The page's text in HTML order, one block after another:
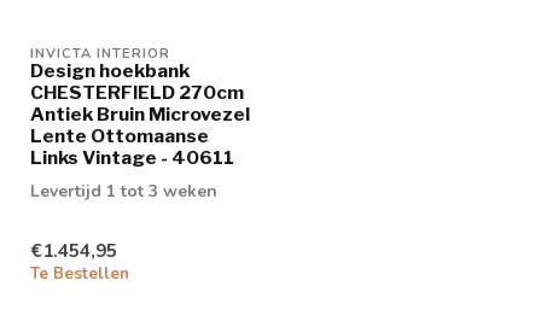
INVICTA INTERIOR
Design hoekbank
CHESTERFIELD 270cm
Antiek Bruin Microvezel
Lente Ottomaanse
Links Vintage - 40611
Levertijd 1 tot 3 weken
€1.454,95
Te Bestellen